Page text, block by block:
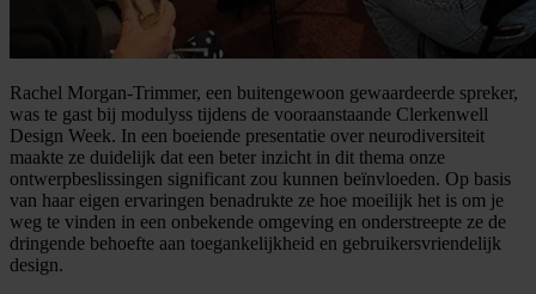
Rachel Morgan-Trimmer, een buitengewoon gewaardeerde spreker,
was te gast bij modulyss tijdens de vooraanstaande Clerkenwell
Design Week. In een boeiende presentatie over neurodiversiteit
maakte ze duidelijk dat een beter inzicht in dit thema onze
ontwerpbeslissingen significant zou kunnen beïnvloeden. Op basis
van haar eigen ervaringen benadrukte ze hoe moeilijk het is om je
weg te vinden in een onbekende omgeving en onderstreepte ze de
dringende behoefte aan toegankelijkheid en gebruikersvriendelijk
design.